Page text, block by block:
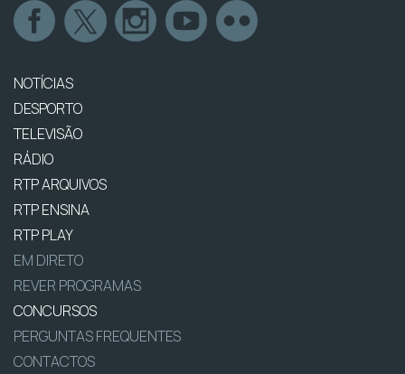
NOTÍCIAS
DESPORTO
TELEVISÃO
RÁDIO
RTP ARQUIVOS
RTP ENSINA
RTP PLAY
EM DIRETO
REVER PROGRAMAS
CONCURSOS
PERGUNTAS FREQUENTES
CONTACTOS